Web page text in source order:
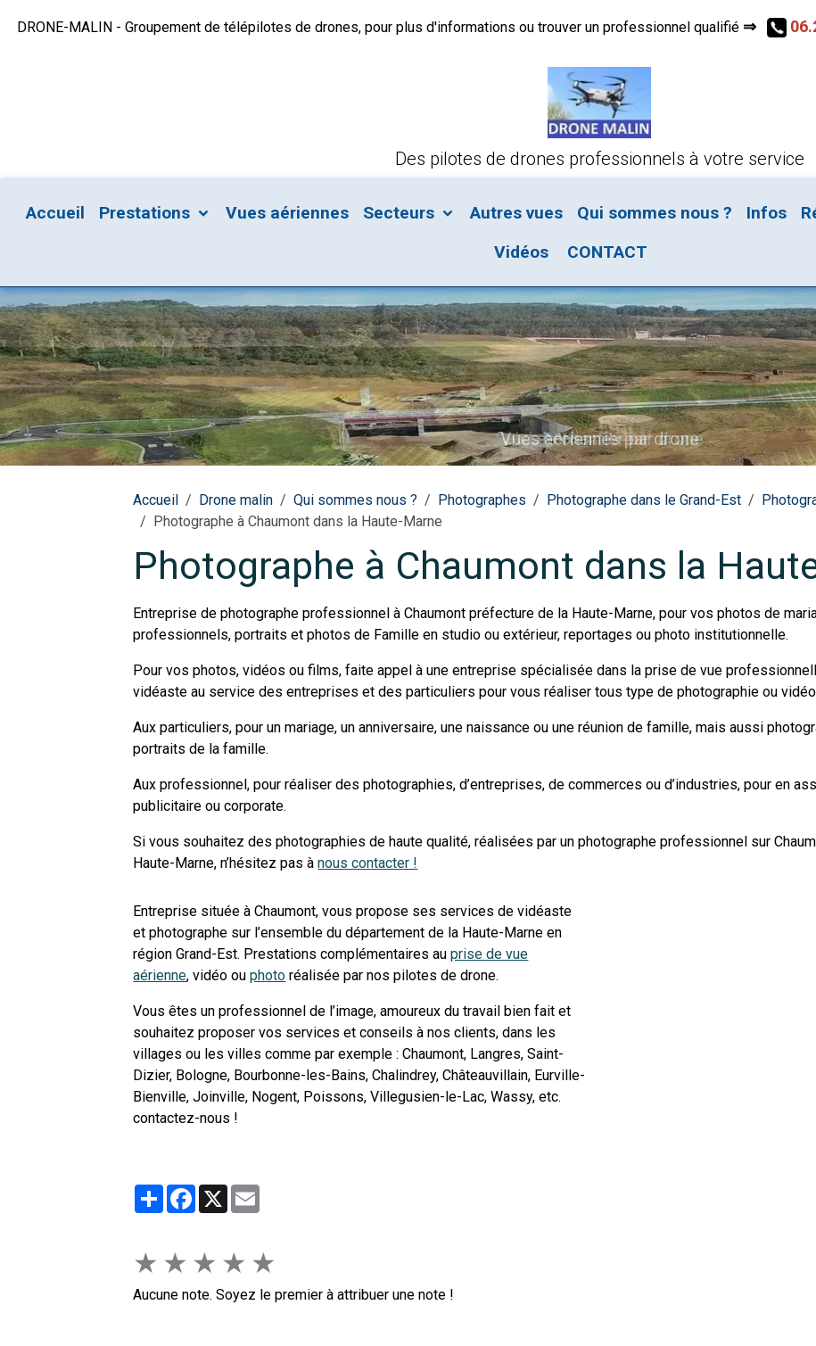
DRONE-MALIN - Groupement de télépilotes de drones, pour plus d'informations ou trouver un professionnel qualifié ⇒
Des pilotes de drones professionnels à votre service
Accueil Prestations Vues aériennes Secteurs Autres vues Qui sommes nous ? Infos
Vidéos
CONTACT
Suivi de chantier par drone
Accueil Drone malin Qui sommes nous ? Photographes Photographe dans le Grand-Est
Photographe à Chaumont dans la Haute-Marne
Photographe à Chaumont dans la
Entreprise de photographe professionnel à Chaumont préfecture de la Haute-Marne, pour vos photos de
professionnels, portraits et photos de Famille en studio ou extérieur, reportages ou photo institutionnelle.
Pour vos photos, vidéos ou films, faite appel à une entreprise spécialisée dans la prise de vue
vidéaste au service des entreprises et des particuliers pour vous réaliser tous type de photographie ou
Aux particuliers, pour un mariage, un anniversaire, une naissance ou une réunion de famille, mais aussi
portraits de la famille.
Aux professionnel, pour réaliser des photographies, d’entreprises, de commerces ou d’industries, pour en
publicitaire ou corporate.
Si vous souhaitez des photographies de haute qualité, réalisées par un photographe professionnel sur
Haute-Marne, n’hésitez pas ànous contacter !
Entreprise située à Chaumont, vous propose ses services de vidéaste
et photographe sur l’ensemble du département de la Haute-Marne en
région Grand-Est. Prestations complémentaires auprise de vue
aérienne, vidéo ouphoto réalisée par nos pilotes de drone.
Vous êtes un professionnel de l’image, amoureux du travail bien fait et
souhaitez proposer vos services et conseils à nos clients, dans les
villages ou les villes comme par exemple : Chaumont, Langres, Saint-
Dizier, Bologne, Bourbonne-les-Bains, Chalindrey, Châteauvillain, Eurville-
Bienville, Joinville, Nogent, Poissons, Villegusien-le-Lac, Wassy, etc.
contactez-nous !
PartagerFacebook
X
★ ★ ★ ★ ★
Aucune note. Soyez le premier à attribuer une note !